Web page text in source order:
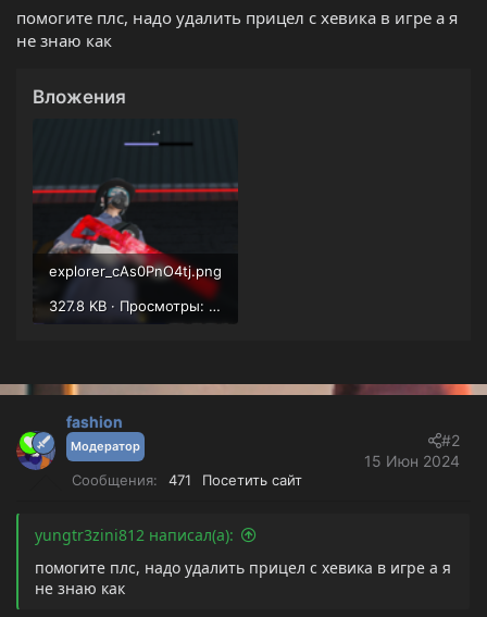
м
ы
а
помогите плс, надо удалить прицел с хевика в игре а я
не знаю как
Вложения
explorer_cAs0PnO4tj.png
327.8 KB · Просмотры: 200
fashion
Модератор
Сообщения 471 Посетить сайт
15 Июн 2024
#2
yungtr3zini812 написал(а):
помогите плс, надо удалить прицел с хевика в игре а я
не знаю как